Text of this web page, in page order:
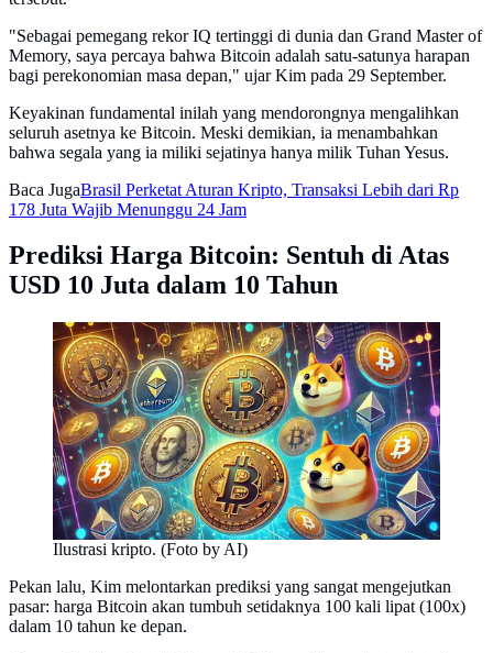
"Sebagai pemegang rekor IQ tertinggi di dunia dan Grand Master of
Memory, saya percaya bahwa Bitcoin adalah satu-satunya harapan
bagi perekonomian masa depan," ujar Kim pada 29 September.
Keyakinan fundamental inilah yang mendorongnya mengalihkan
seluruh asetnya ke Bitcoin. Meski demikian, ia menambahkan
bahwa segala yang ia miliki sejatinya hanya milik Tuhan Yesus.
Baca JugaBrasil Perketat Aturan Kripto, Transaksi Lebih dari Rp
178 Juta Wajib Menunggu 24 Jam
Prediksi Harga Bitcoin: Sentuh di Atas
USD 10 Juta dalam 10 Tahun
Ilustrasi kripto. (Foto by AI)
Pekan lalu, Kim melontarkan prediksi yang sangat mengejutkan
pasar: harga Bitcoin akan tumbuh setidaknya 100 kali lipat (100x)
dalam 10 tahun ke depan.